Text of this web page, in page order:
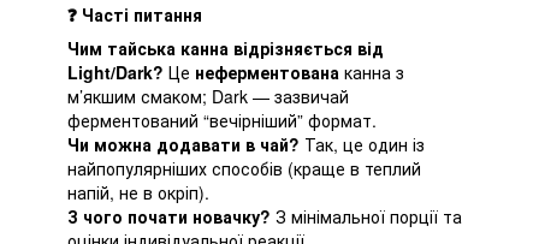
❓ Часті питання
Чим тайська канна відрізняється від
Light/Dark? Це неферментована канна з
м’якшим смаком; Dark — зазвичай
ферментований “вечірніший” формат.
Чи можна додавати в чай? Так, це один із
найпопулярніших способів (краще в теплий
напій, не в окріп).
З чого почати новачку? З мінімальної порції та